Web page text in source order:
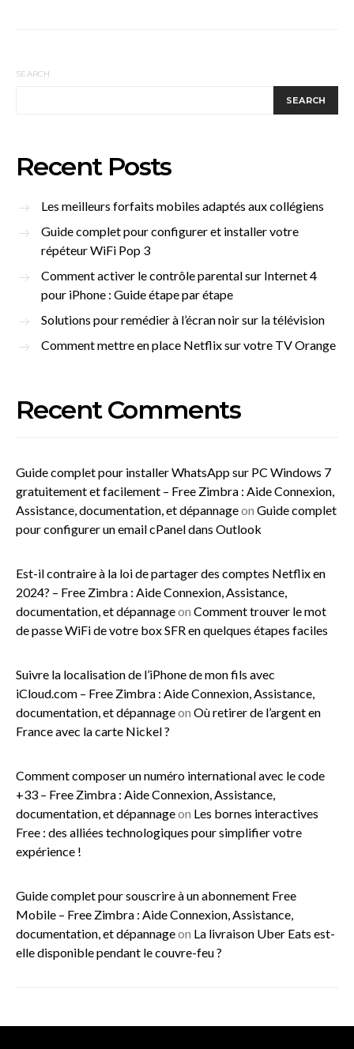
SEARCH
SEARCH
Recent Posts
Les meilleurs forfaits mobiles adaptés aux collégiens
Guide complet pour configurer et installer votre
répéteur WiFi Pop 3
Comment activer le contrôle parental sur Internet 4
pour iPhone : Guide étape par étape
Solutions pour remédier à l’écran noir sur la télévision
Comment mettre en place Netflix sur votre TV Orange
Recent Comments
Guide complet pour installer WhatsApp sur PC Windows 7
gratuitement et facilement – Free Zimbra : Aide Connexion,
Assistance, documentation, et dépannageon Guide complet
pour configurer un email cPanel dans Outlook
Est-il contraire à la loi de partager des comptes Netflix en
2024? – Free Zimbra : Aide Connexion, Assistance,
documentation, et dépannageon Comment trouver le mot
de passe WiFi de votre box SFR en quelques étapes faciles
Suivre la localisation de l’iPhone de mon fils avec
iCloud.com – Free Zimbra : Aide Connexion, Assistance,
documentation, et dépannageon Où retirer de l’argent en
France avec la carte Nickel ?
Comment composer un numéro international avec le code
+33 – Free Zimbra : Aide Connexion, Assistance,
documentation, et dépannageon Les bornes interactives
Free : des alliées technologiques pour simplifier votre
expérience !
Guide complet pour souscrire à un abonnement Free
Mobile – Free Zimbra : Aide Connexion, Assistance,
documentation, et dépannageon La livraison Uber Eats est-
elle disponible pendant le couvre-feu ?